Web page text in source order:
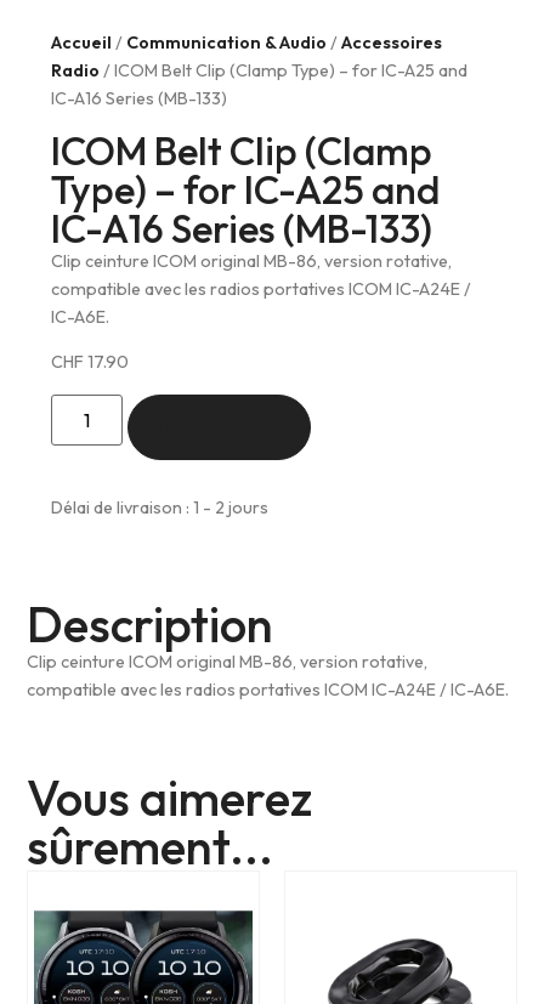
Accueil / Communication & Audio /Accessoires
Radio / ICOM Belt Clip (Clamp Type) – for IC-A25 and
IC-A16 Series (MB-133)
ICOM Belt Clip (Clamp
Type) – for IC-A25 and
IC-A16 Series (MB-133)
Clip ceinture ICOM original MB-86, version rotative,
compatible avec les radios portatives ICOM IC-A24E /
IC-A6E.
CHF17.90
Délai de livraison : 1 - 2 jours
Description
Clip ceinture ICOM original MB-86, version rotative,
compatible avec les radios portatives ICOM IC-A24E / IC-A6E.
Vous aimerez
sûrement...